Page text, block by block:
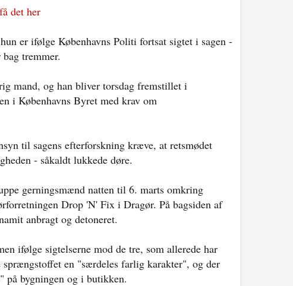
det her
er ifølge Københavns Politi fortsat sigtet i sagen -
tremmer.
mand, og han bliver torsdag fremstillet i
i Københavns Byret med krav om
til sagens efterforskning kræve, at retsmødet
- såkaldt lukkede døre.
gerningsmænd natten til 6. marts omkring
Drop 'N' Fix i Dragør. På bagsiden af
anbragt og detoneret.
ifølge sigtelserne mod de tre, som allerede har
en "særdeles farlig karakter", og der
på bygningen og i butikken.